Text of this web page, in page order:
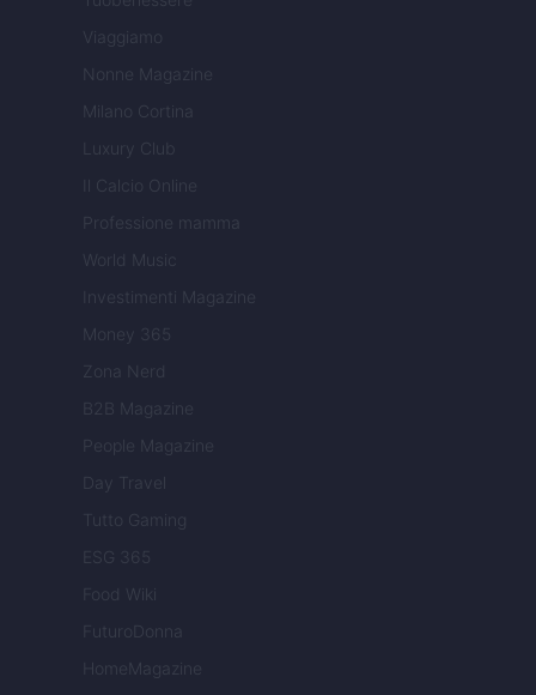
Viaggiamo
Nonne Magazine
Milano Cortina
Luxury Club
Il Calcio Online
Professione mamma
World Music
Investimenti Magazine
Money 365
Zona Nerd
B2B Magazine
People Magazine
Day Travel
Tutto Gaming
ESG 365
Food Wiki
FuturoDonna
HomeMagazine